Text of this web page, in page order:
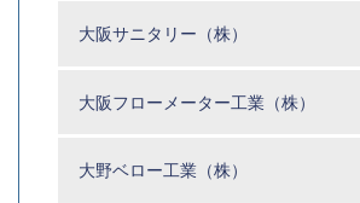
大阪サニタリー（株）
大阪フローメーター工業（株）
大野ベロー工業（株）